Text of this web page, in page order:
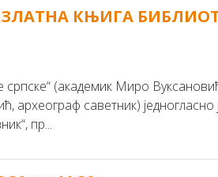
КЊИГА
(академик Миро
саветник) једногласно
пр...